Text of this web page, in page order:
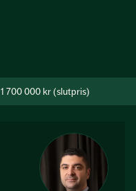
1 700 000 kr (slutpris)